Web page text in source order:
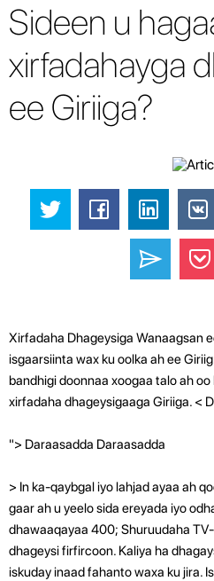
Sideen u
xirfadahayga
ee Giriiga?
Xirfadaha Dhageysiga Wanaagsan
isgaarsiinta wax ku oolka ah ee
bandhigi doonnaa xoogaa talo ah
xirfadaha dhageysigaaga Giriiga. <
"> Daraasadda Daraasadda
> In ka-qaybgal iyo lahjad ayaa ah
gaar ah u yeelo sida ereyada iyo
dhawaaqayaa 400; Shuruudaha
dhageysi firfircoon. Kaliya ha
iskuday inaad fahanto waxa ku jira.